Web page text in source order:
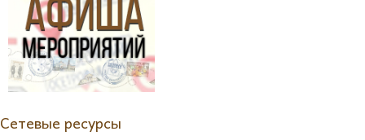
Сетевые ресурсы